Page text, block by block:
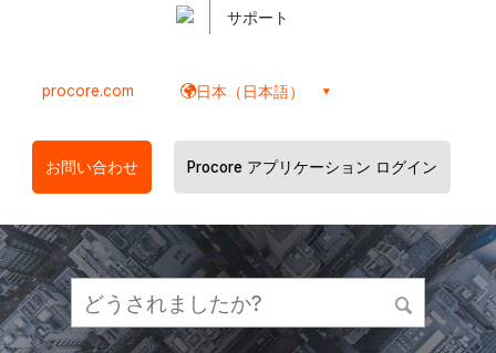
サポート
procore.com 日本（日本語）
お問い合わせ Procore アプリケーション ログイン